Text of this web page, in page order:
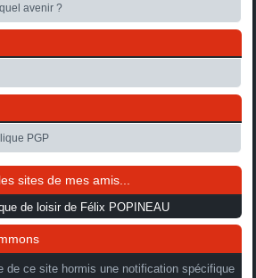
avenir ?
PGP
sites de mes amis...
de loisir de Félix POPINEAU
de ce site hormis une notification spécifique